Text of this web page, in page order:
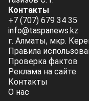
Контакты
+7 (707) 679 34 35
info@taspanews.kz
г. Алматы, мкр.
Правила
Проверка фактов
Реклама на сайте
Контакты
О нас